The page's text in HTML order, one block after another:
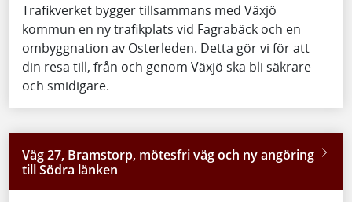
Trafikverket bygger tillsammans med Växjö
kommun en ny trafikplats vid Fagrabäck och en
ombyggnation av Österleden. Detta gör vi för att
din resa till, från och genom Växjö ska bli säkrare
och smidigare.
Väg 27, Bramstorp, mötesfri väg och ny angöring
till Södra länken